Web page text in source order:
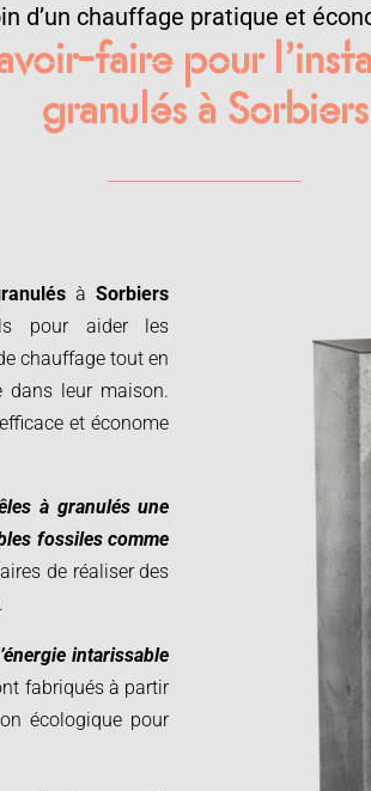
d’un chauffage pratique et
faire pour
granulés à Sorbiers
àSorbiers
pour aider les
chauffage tout en
dans leur maison.
et économe
à granulés une
fossiles comme
de réaliser des
intarissable
fabriqués à partir
écologique pour